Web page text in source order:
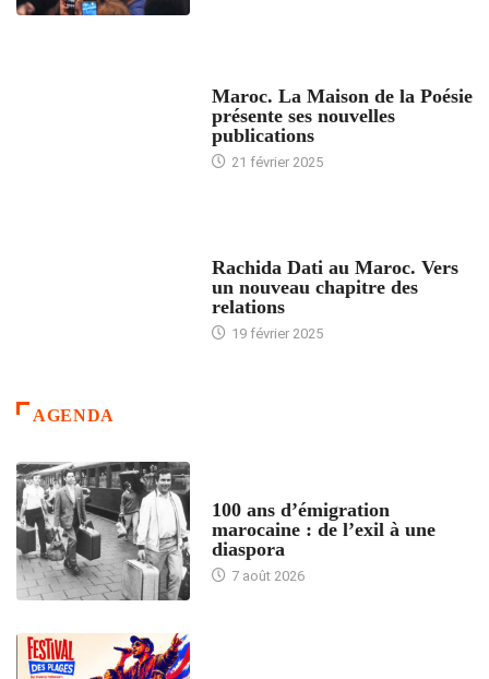
Maroc. La Maison de la Poésie
présente ses nouvelles
publications
21 février 2025
Rachida Dati au Maroc. Vers
un nouveau chapitre des
relations
19 février 2025
AGENDA
100 ans d’émigration
marocaine : de l’exil à une
diaspora
7 août 2026